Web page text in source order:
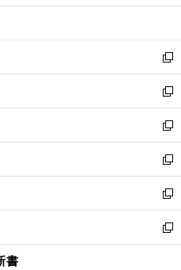
開
ウ
開
く
ン
ウ
で
開
く
ウ
ン
ド
ウ
で
開
く
新
し
い
ウ
ィ
ン
ド
ウ
で
開
く
新
し
い
ウ
ィ
ン
ド
ウ
で
開
新
し
い
ウ
ィ
ン
ド
ウ
新
し
い
ウ
ィ
ン
新
し
い
ウ
新
し
書